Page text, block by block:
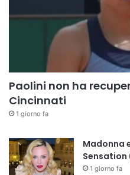
Paolini non ha
Cincinnati
1 giorno fa
Madonna
Sensation
1 giorno fa